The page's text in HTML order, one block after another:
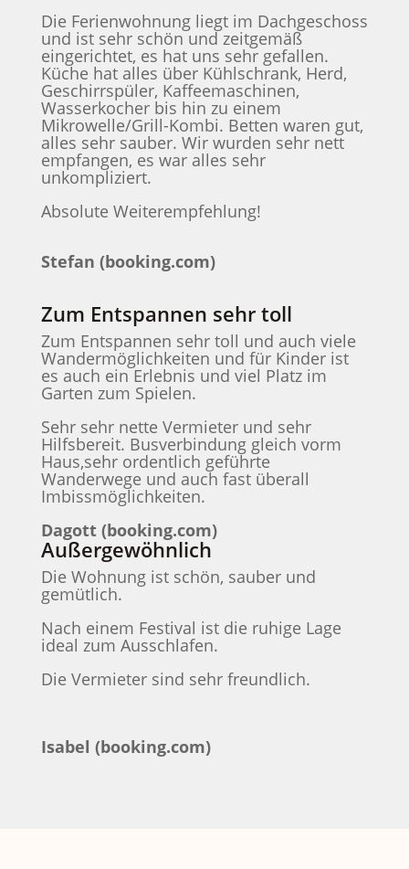
Die Ferienwohnung liegt im Dachgeschoss
und ist sehr schön und zeitgemäß
eingerichtet, es hat uns sehr gefallen.
Küche hat alles über Kühlschrank, Herd,
Geschirrspüler, Kaffeemaschinen,
Wasserkocher bis hin zu einem
Mikrowelle/Grill-Kombi. Betten waren gut,
alles sehr sauber. Wir wurden sehr nett
empfangen, es war alles sehr
unkompliziert.
Absolute Weiterempfehlung!
Stefan (booking.com)
Zum Entspannen sehr toll
Zum Entspannen sehr toll und auch viele
Wandermöglichkeiten und für Kinder ist
es auch ein Erlebnis und viel Platz im
Garten zum Spielen.
Sehr sehr nette Vermieter und sehr
Hilfsbereit. Busverbindung gleich vorm
Haus,sehr ordentlich geführte
Wanderwege und auch fast überall
Imbissmöglichkeiten.
Dagott (booking.com)
Außergewöhnlich
Die Wohnung ist schön, sauber und
gemütlich.
Nach einem Festival ist die ruhige Lage
ideal zum Ausschlafen.
Die Vermieter sind sehr freundlich.
Isabel (booking.com)